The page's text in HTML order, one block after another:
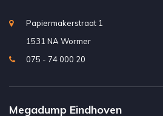
Papiermakerstraat 1
1531 NA Wormer
075 - 74 000 20
Megadump Eindhoven